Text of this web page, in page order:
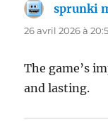
sprunki
26 avril 2026 à
The game’s
and lasting.